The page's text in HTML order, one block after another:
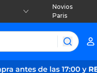
Novios
Paris